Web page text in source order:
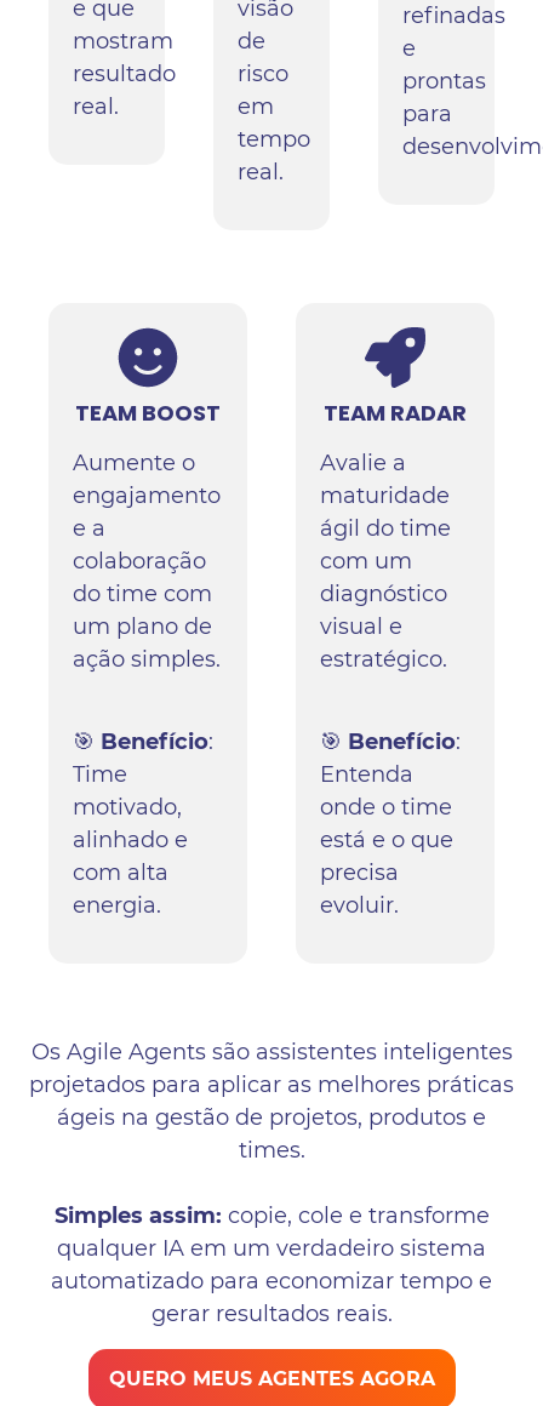
e que
mostram
resultado
real.
visão
de
risco
em
tempo
real.
refinadas
e
prontas
para
TEAM BOOST
Aumente o
engajamento
e a
colaboração
do time com
um plano de
ação simples.
🎯 Benefício:
Time
motivado,
alinhado e
com alta
energia.
TEAM RADAR
Avalie a
maturidade
ágil do time
com um
diagnóstico
visual e
estratégico.
🎯 Benefício:
Entenda
onde o time
está e o que
precisa
evoluir.
Os Agile Agents são assistentes inteligentes
projetados para aplicar as melhores práticas
ágeis na gestão de projetos, produtos e
times.
Simples assim: copie, cole e transforme
qualquer IA em um verdadeiro sistema
automatizado para economizar tempo e
gerar resultados reais.
QUERO MEUS AGENTES AGORA